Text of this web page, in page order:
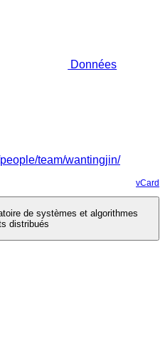
Données
team/wantingjin/
vCard
de systèmes et algorithmes
distribués